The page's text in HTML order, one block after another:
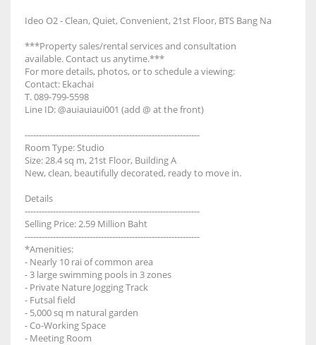
Ideo O2 - Clean, Quiet, Convenient, 21st Floor, BTS Bang Na
***Property sales/rental services and consultation
available. Contact us anytime.***
For more details, photos, or to schedule a viewing:
Contact: Ekachai
T. 089-799-5598
Line ID: @auiauiaui001 (add @ at the front)
--------------------------------------------------------------
Room Type: Studio
Size: 28.4 sq m, 21st Floor, Building A
New, clean, beautifully decorated, ready to move in.
Details
--------------------------------------------------------------
Selling Price: 2.59 Million Baht
--------------------------------------------------------------
*Amenities:
- Nearly 10 rai of common area
- 3 large swimming pools in 3 zones
- Private Nature Jogging Track
- Futsal field
- 5,000 sq m natural garden
- Co-Working Space
- Meeting Room